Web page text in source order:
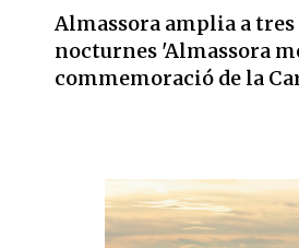
Almassora amplia a
nocturnes 'Almassora
commemoració de la